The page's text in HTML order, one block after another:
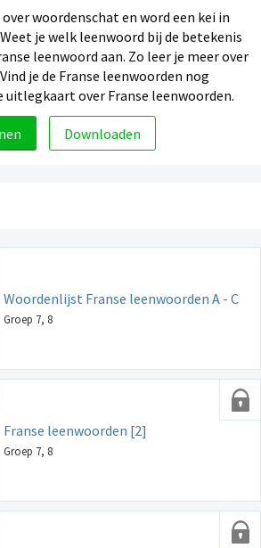
woordenschat en word een kei in
je welk leenwoord bij de betekenis
leenwoord aan. Zo leer je meer over
je de Franse leenwoorden nog
uitlegkaart over Franse leenwoorden.
Downloaden
Woordenlijst Franse leenwoorden A - C
Groep 7, 8
Franse leenwoorden [2]
Groep 7, 8